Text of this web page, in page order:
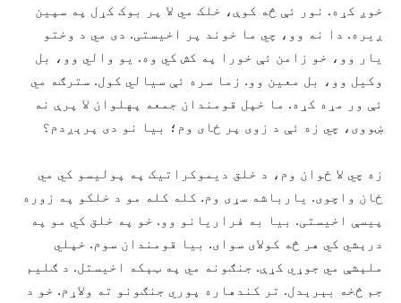
خوږ کړه. نور ئې څه کوې، خلک مي لا پر بوک کړل په سپين
ږيره. دا نه وو، چي ما خوند پر اخيستی. دی مي د وختو
يار وو، خو زامن ئې خورا په کش کي وه. يو والي وو، بل
وکيل وو، بل معين وو. زما سره ئې سيالي کول. سترګه مي
ئې ور مړه کړه. ما خپل قومندان جمعه پهلوان لا پرې نه
ښووی، چي زه ئې د زوی پر ځای وم؛ بيا نو دی پرېږدم؟
زه چي لا ځوان وم، د خلق ديموکراتيک په پوليسو کي مي
ځان واچوی. يارباشه سړی وم. کله کله مو د خلکو په زوره
پيسې اخيستی. بيا به فراريانو وو. خو په خلق کي مو په
درېشي کي هر څه کولای سوای. بيا قومندان سوم. خپلي
ملېشې مي جوړي کړې. جنګونه مي په ټېکه اخيستل. د ګليم
جم څخه بېرېدل. تر کندهاره پوري جنګونو ته ولاړم. خو د